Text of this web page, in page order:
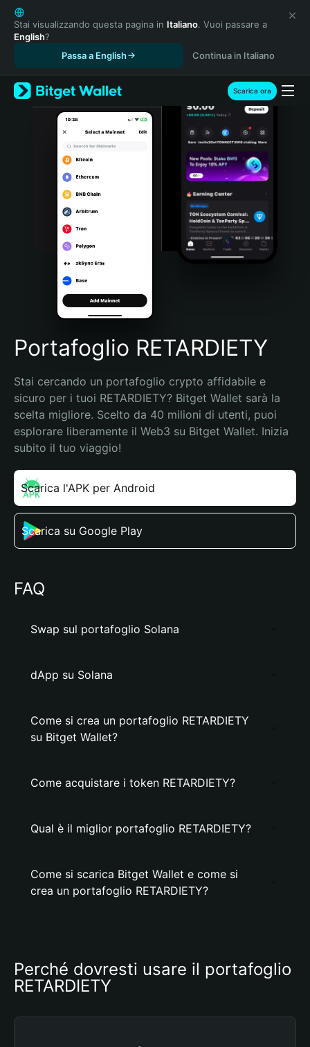
English
日本語
Tiếng Việt
Español (Latinoamérica)
Türkçe
Italiano
Português (Portugal)
Bahasa Indonesia
Português (Brasil)
Español (Argentina)
Stai visualizzando questa pagina in Italiano. Vuoi passare a
English?
Passa a English
Continua in Italiano
Scarica ora
Portafoglio RETARDIETY
Stai cercando un portafoglio crypto affidabile e
sicuro per i tuoi RETARDIETY? Bitget Wallet sarà la
scelta migliore. Scelto da 40 milioni di utenti, puoi
esplorare liberamente il Web3 su Bitget Wallet. Inizia
subito il tuo viaggio!
Scarica l'APK per Android
Scarica su Google Play
FAQ
Swap sul portafoglio Solana
dApp su Solana
Come si crea un portafoglio RETARDIETY
su Bitget Wallet?
Come acquistare i token RETARDIETY?
Qual è il miglior portafoglio RETARDIETY?
Come si scarica Bitget Wallet e come si
crea un portafoglio RETARDIETY?
Perché dovresti usare il portafoglio
RETARDIETY